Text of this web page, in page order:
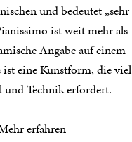
und bedeutet „sehr
ist weit mehr als
Angabe auf einem
eine Kunstform, die viel
und Technik erfordert.
erfahren